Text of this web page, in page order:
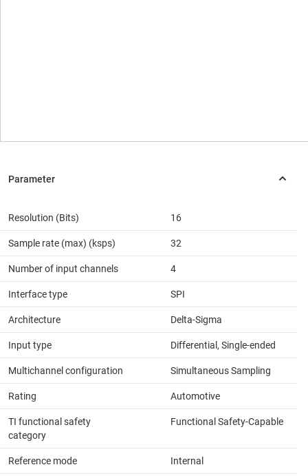
Resolution (Bits) 16
Sample rate (max) (ksps) 32
Number of input channels 4
Interface type SPI
Architecture Delta-Sigma
Input type Differential, Single-ended
Multichannel configuration Simultaneous Sampling
Rating Automotive
TI functional safety
category
Functional Safety-Capable
Reference mode Internal